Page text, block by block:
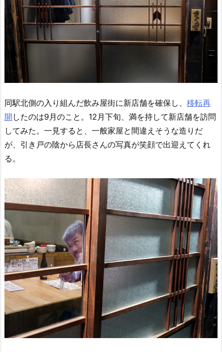
同駅北側の入り組んだ飲み屋街に新店舗を確保し、 移転再
開 したのは9月のこと。12月下旬、満を持して新店舗を訪問
してみた。一見すると、一般家屋と間違えそうな造りだ
が、引き戸の陰から店長さんの写真が笑顔で出迎えてくれ
る。